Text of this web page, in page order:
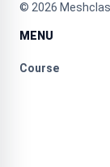
© 2026
MENU
Course